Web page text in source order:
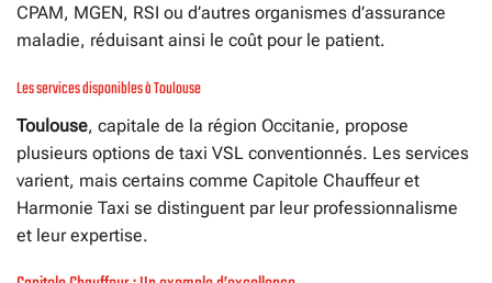
CPAM, MGEN, RSI ou d’autres organismes d’assurance
maladie, réduisant ainsi le coût pour le patient.
Les services disponibles à Toulouse
Toulouse, capitale de la région Occitanie, propose
plusieurs options de taxi VSL conventionnés. Les services
varient, mais certains comme Capitole Chauffeur et
Harmonie Taxi se distinguent par leur professionnalisme
et leur expertise.